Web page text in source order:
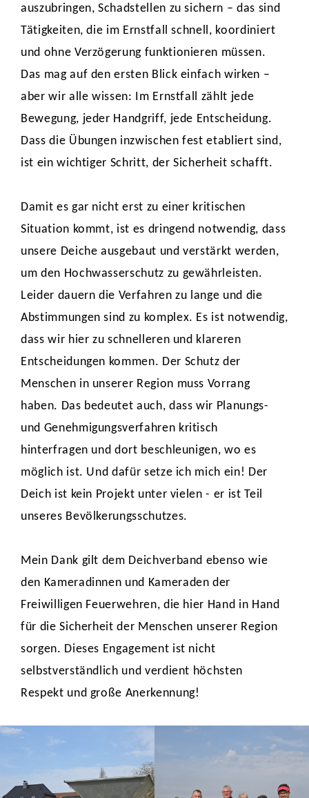
auszubringen, Schadstellen zu sichern – das sind
Tätigkeiten, die im Ernstfall schnell, koordiniert
und ohne Verzögerung funktionieren müssen.
Das mag auf den ersten Blick einfach wirken –
aber wir alle wissen: Im Ernstfall zählt jede
Bewegung, jeder Handgriff, jede Entscheidung.
Dass die Übungen inzwischen fest etabliert sind,
ist ein wichtiger Schritt, der Sicherheit schafft.
Damit es gar nicht erst zu einer kritischen
Situation kommt, ist es dringend notwendig, dass
unsere Deiche ausgebaut und verstärkt werden,
um den Hochwasserschutz zu gewährleisten.
Leider dauern die Verfahren zu lange und die
Abstimmungen sind zu komplex. Es ist notwendig,
dass wir hier zu schnelleren und klareren
Entscheidungen kommen. Der Schutz der
Menschen in unserer Region muss Vorrang
haben. Das bedeutet auch, dass wir Planungs-
und Genehmigungsverfahren kritisch
hinterfragen und dort beschleunigen, wo es
möglich ist. Und dafür setze ich mich ein! Der
Deich ist kein Projekt unter vielen - er ist Teil
unseres Bevölkerungsschutzes.
Mein Dank gilt dem Deichverband ebenso wie
den Kameradinnen und Kameraden der
Freiwilligen Feuerwehren, die hier Hand in Hand
für die Sicherheit der Menschen unserer Region
sorgen. Dieses Engagement ist nicht
selbstverständlich und verdient höchsten
Respekt und große Anerkennung!